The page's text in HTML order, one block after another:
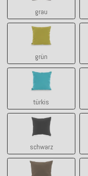
grau
grün
grün
türkis
türkis
schwarz
schwarz
tabacco